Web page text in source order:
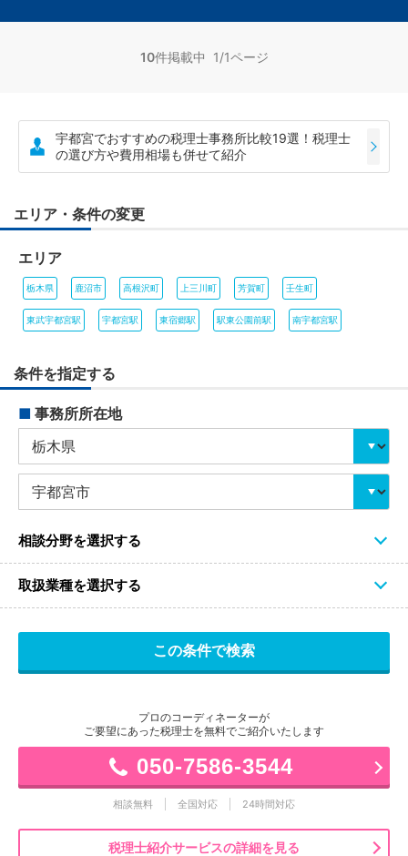
10件掲載中 1/1ページ
宇都宮でおすすめの税理士事務所比較19選！税理士
の選び方や費用相場も併せて紹介
エリア・条件の変更
エリア
栃木県 鹿沼市 高根沢町 上三川町 芳賀町 壬生町
東武宇都宮駅 宇都宮駅 東宿郷駅 駅東公園前駅 南宇都宮駅
条件を指定する
■ 事務所所在地
相談分野を選択する
取扱業種を選択する
プロのコーディネーターが
ご要望にあった税理士を無料でご紹介いたします
050-7586-3544
相談無料 全国対応 24時間対応
税理士紹介サービスの詳細を見る